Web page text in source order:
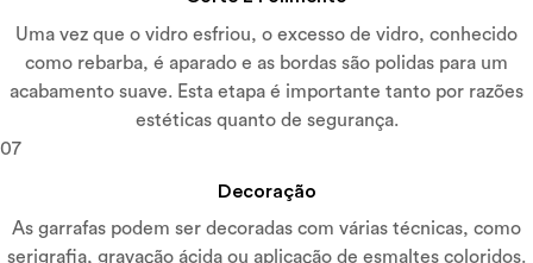
Uma vez que o vidro esfriou, o excesso de vidro, conhecido
como rebarba, é aparado e as bordas são polidas para um
acabamento suave. Esta etapa é importante tanto por razões
estéticas quanto de segurança.
07
Decoração
As garrafas podem ser decoradas com várias técnicas, como
serigrafia, gravação ácida ou aplicação de esmaltes coloridos.